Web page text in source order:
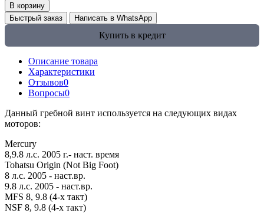
В корзину
Быстрый заказ
Написать в WhatsApp
Купить в кредит
Описание товара
Характеристики
Отзывов0
Вопросы0
Данный гребной винт используется на следующих видах
моторов:
Mercury
8,9.8 л.с. 2005 г.- наст. время
Tohatsu Origin (Not Big Foot)
8 л.с. 2005 - наст.вр.
9.8 л.с. 2005 - наст.вр.
MFS 8, 9.8 (4-х такт)
NSF 8, 9.8 (4-х такт)